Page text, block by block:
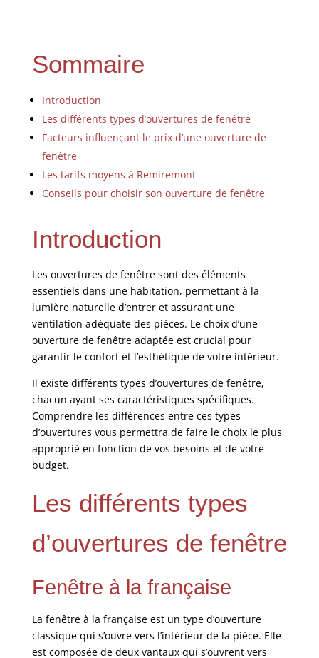
Sommaire
Introduction
Les différents types d’ouvertures de fenêtre
Facteurs influençant le prix d’une ouverture de
fenêtre
Les tarifs moyens à Remiremont
Conseils pour choisir son ouverture de fenêtre
Introduction
Les ouvertures de fenêtre sont des éléments
essentiels dans une habitation, permettant à la
lumière naturelle d’entrer et assurant une
ventilation adéquate des pièces. Le choix d’une
ouverture de fenêtre adaptée est crucial pour
garantir le confort et l’esthétique de votre intérieur.
Il existe différents types d’ouvertures de fenêtre,
chacun ayant ses caractéristiques spécifiques.
Comprendre les différences entre ces types
d’ouvertures vous permettra de faire le choix le plus
approprié en fonction de vos besoins et de votre
budget.
Les différents types
d’ouvertures de fenêtre
Fenêtre à la française
La fenêtre à la française est un type d’ouverture
classique qui s’ouvre vers l’intérieur de la pièce. Elle
est composée de deux vantaux qui s’ouvrent vers